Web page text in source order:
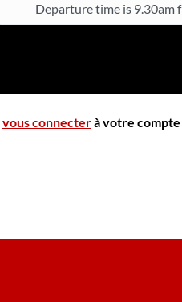
Departure time is 9.30am
vous connecterà votre